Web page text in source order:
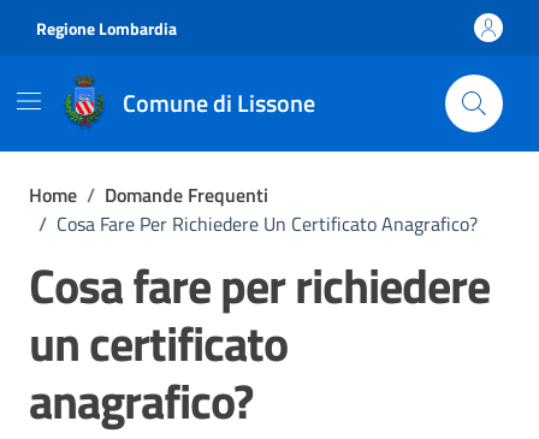
Regione Lombardia
Comune di Lissone
Home / Domande Frequenti
/ Cosa Fare Per Richiedere Un Certificato Anagrafico?
Cosa fare per richiedere
un certificato
anagrafico?